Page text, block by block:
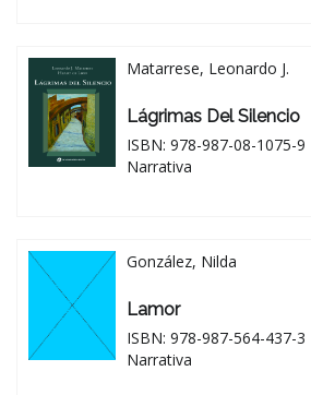
Matarrese, Leonardo J.
Lágrimas Del Silencio
ISBN: 978-987-08-1075-9
Narrativa
González, Nilda
Lamor
ISBN: 978-987-564-437-3
Narrativa